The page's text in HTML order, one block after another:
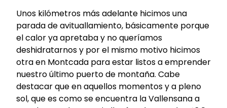
Unos kilómetros más adelante hicimos una
parada de avituallamiento, básicamente porque
el calor ya apretaba y no queríamos
deshidratarnos y por el mismo motivo hicimos
otra en Montcada para estar listos a emprender
nuestro último puerto de montaña. Cabe
destacar que en aquellos momentos y a pleno
sol, que es como se encuentra la Vallensana a